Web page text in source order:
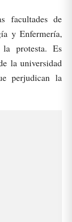
facultades de
y Enfermería,
protesta. Es
la universidad
perjudican la